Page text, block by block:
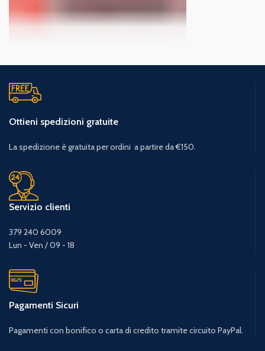
Ottieni spedizioni gratuite
La spedizione è gratuita per ordini a partire da €150.
Servizio clienti
379 240 6009
Lun - Ven / 09 - 18
Pagamenti Sicuri
Pagamenti con bonifico o carta di credito tramite circuito PayPal.